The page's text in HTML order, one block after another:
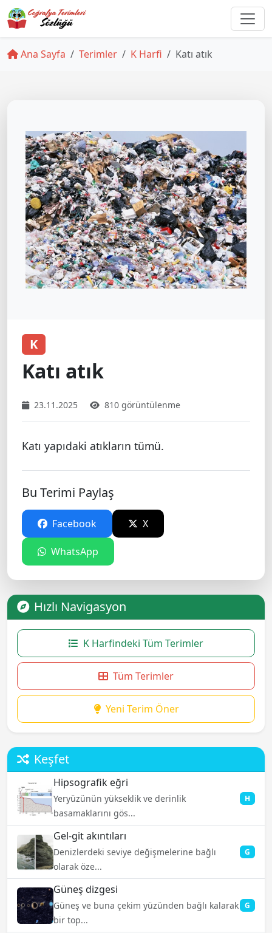
Ana Sayfa Terimler K Harfi Katı atık
K
Katı atık
23.11.2025 810 görüntülenme
Katı yapıdaki atıkların tümü.
Bu Terimi Paylaş
Facebook X
WhatsApp
Hızlı Navigasyon
K Harfindeki Tüm Terimler
Tüm Terimler
Yeni Terim Öner
Keşfet
Hipsografik eğri
Yeryüzünün yükseklik ve derinlik
basamaklarını gös...
H
Gel-git akıntıları
Denizlerdeki seviye değişmelerine bağlı
olarak öze...
G
Güneş dizgesi
Güneş ve buna çekim yüzünden bağlı kalarak
bir top...
G